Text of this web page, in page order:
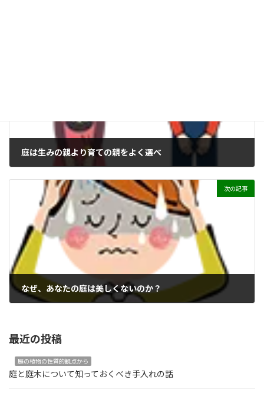
庭は生みの親より育ての親をよく選べ
次の記事
なぜ、あなたの庭は美しくないのか？
最近の投稿
庭の植物の性質的観点から
庭と庭木について知っておくべき手入れの話